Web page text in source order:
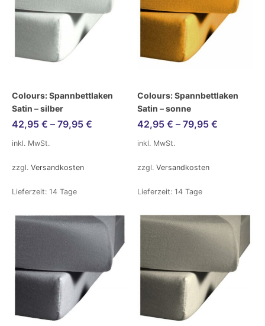
Colours: Spannbettlaken
Satin – silber
42,95 € – 79,95 €
inkl. MwSt.
zzgl. Versandkosten
Lieferzeit: 14 Tage
Colours: Spannbettlaken
Satin – sonne
42,95 € – 79,95 €
inkl. MwSt.
zzgl. Versandkosten
Lieferzeit: 14 Tage